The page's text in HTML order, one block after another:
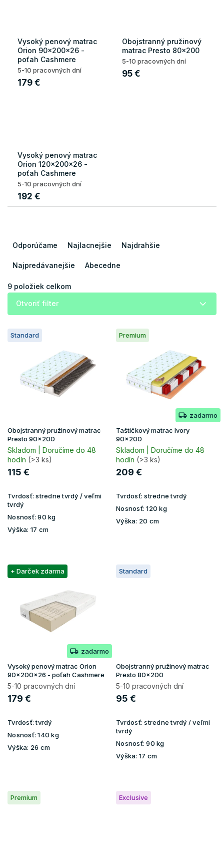
Vysoký penový matrac
Orion 90x200x26 -
poťah Cashmere
5-10 pracovných dní
179 €
Obojstranný pružinový
matrac Presto 80x200
5-10 pracovných dní
95 €
Vysoký penový matrac
Orion 120x200x26 -
poťah Cashmere
5-10 pracovných dní
192 €
i
o
d
Odporúčame Najlacnejšie Najdrahšie
Najpredávanejšie Abecedne
9 položiek celkom
Otvoriť filter
V
ý
u
k
t
o
v
Standard
Obojstranný pružinový matrac
Presto 90x200
Skladom | Doručíme do 48
hodín (>3 ks)
115 €
Tvrdosť: stredne tvrdý / veľmi
tvrdý
Nosnosť: 90 kg
Výška: 17 cm
Premium
zadarmo
Taštičkový matrac Ivory
90x200
Skladom | Doručíme do 48
hodín (>3 ks)
209 €
Tvrdosť: stredne tvrdý
Nosnosť: 120 kg
Výška: 20 cm
+ Darček zdarma
zadarmo
Vysoký penový matrac Orion
90x200x26 - poťah Cashmere
5-10 pracovných dní
179 €
Tvrdosť:tvrdý
Nosnosť: 140 kg
Výška: 26 cm
Standard
Obojstranný pružinový matrac
Presto 80x200
5-10 pracovných dní
95 €
Tvrdosť: stredne tvrdý / veľmi
tvrdý
Nosnosť: 90 kg
Výška: 17 cm
Premium Exclusive